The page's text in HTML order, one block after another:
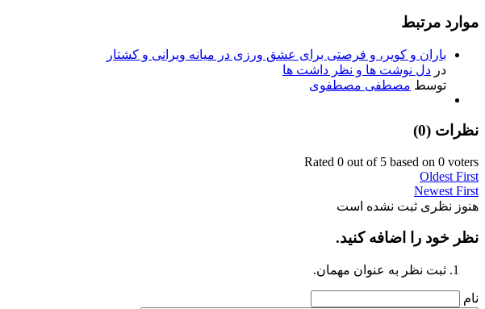
موارد مرتبط
باران و کویر، و فرصتی برای عشق ورزی در میانه ویرانی و کشتار
در دل نوشت ها و نظر داشت ها
توسط مصطفی مصطفوی
نظرات (0
)
Rated 0 out of 5 based on 0 voters
Oldest First
Newest First
هنوز نظری ثبت نشده است
نظر خود را اضافه کنید.
ثبت نظر به عنوان مهمان.
نام